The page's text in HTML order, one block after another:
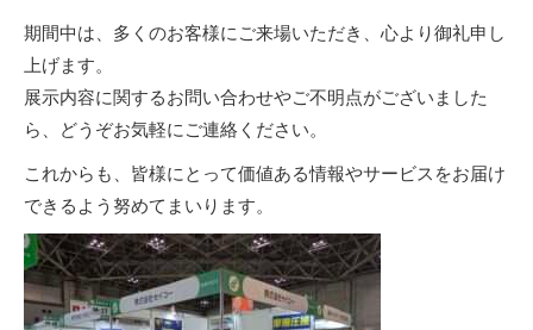
期間中は、多くのお客様にご来場いただき、心より御礼申し
上げます。
展示内容に関するお問い合わせやご不明点がございました
ら、どうぞお気軽にご連絡ください。
これからも、皆様にとって価値ある情報やサービスをお届け
できるよう努めてまいります。